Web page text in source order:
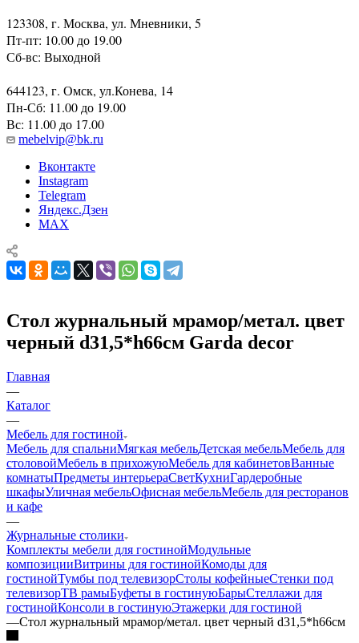
123308, г. Москва, ул. Мневники, 5
Пт-пт: 10.00 до 19.00
Сб-вс: Выходной
644123, г. Омск, ул.Конева, 14
Пн-Сб: 11.00 до 19.00
Вс: 11.00 до 17.00
mebelvip@bk.ru
Вконтакте
Instagram
Telegram
Яндекс.Дзен
MAX
Стол журнальный мрамор/метал. цвет
черный d31,5*h66см Garda decor
Главная
—
Каталог
—
Мебель для гостиной
Мебель для спальниМягкая мебельДетская мебельМебель для
столовойМебель в прихожуюМебель для кабинетовВанные
комнатыПредметы интерьераСветКухниГардеробные
шкафыУличная мебельОфисная мебельМебель для ресторанов
и кафе
—
Журнальные столики
Комплекты мебели для гостинойМодульные
композицииВитрины для гостинойКомоды для
гостинойТумбы под телевизорСтолы кофейныеСтенки под
телевизорТВ рамыБуфеты в гостинуюБарыСтеллажи для
гостинойКонсоли в гостинуюЭтажерки для гостиной
—Стол журнальный мрамор/метал. цвет черный d31,5*h66см